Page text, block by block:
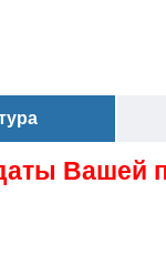
Вашей